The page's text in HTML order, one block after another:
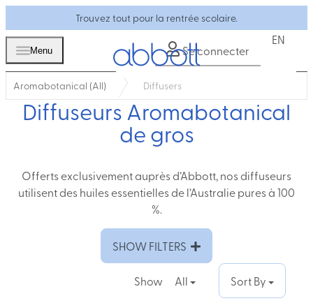
Trouvez tout pour la rentrée scolaire.
Menu Se connecter
EN
Aromabotanical (All) Diffusers
Diffuseurs Aromabotanical
de gros
Offerts exclusivement auprès d’Abbott, nos diffuseurs
utilisent des huiles essentielles de l’Australie pures à 100
%.
SHOW FILTERS
Show All Sort By